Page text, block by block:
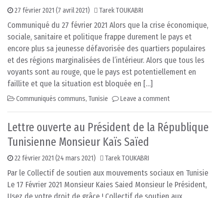
27 février 2021 (7 avril 2021) Tarek TOUKABRI
Communiqué du 27 février 2021 Alors que la crise économique,
sociale, sanitaire et politique frappe durement le pays et
encore plus sa jeunesse défavorisée des quartiers populaires
et des régions marginalisées de l’intérieur. Alors que tous les
voyants sont au rouge, que le pays est potentiellement en
faillite et que la situation est bloquée en […]
Communiqués communs, Tunisie Leave a comment
Lettre ouverte au Président de la République
Tunisienne Monsieur Kaïs Saïed
22 février 2021 (24 mars 2021) Tarek TOUKABRI
Par le Collectif de soutien aux mouvements sociaux en Tunisie
Le 17 Février 2021 Monsieur Kaies Saied Monsieur le Président,